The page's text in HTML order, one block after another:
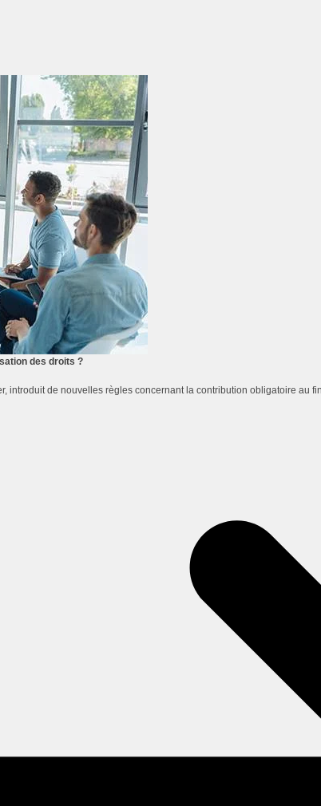
des droits ?
introduit de nouvelles règles concernant la contribution obligatoire au